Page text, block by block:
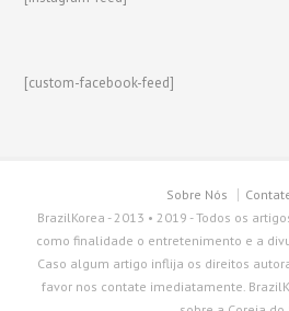
[custom-facebook-feed]
Sobre Nós
BrazilKorea - 2013 • 2019 - Todos os
como finalidade o entretenimento e a
Caso algum artigo inflija os direitos
favor nos contate imediatamente.